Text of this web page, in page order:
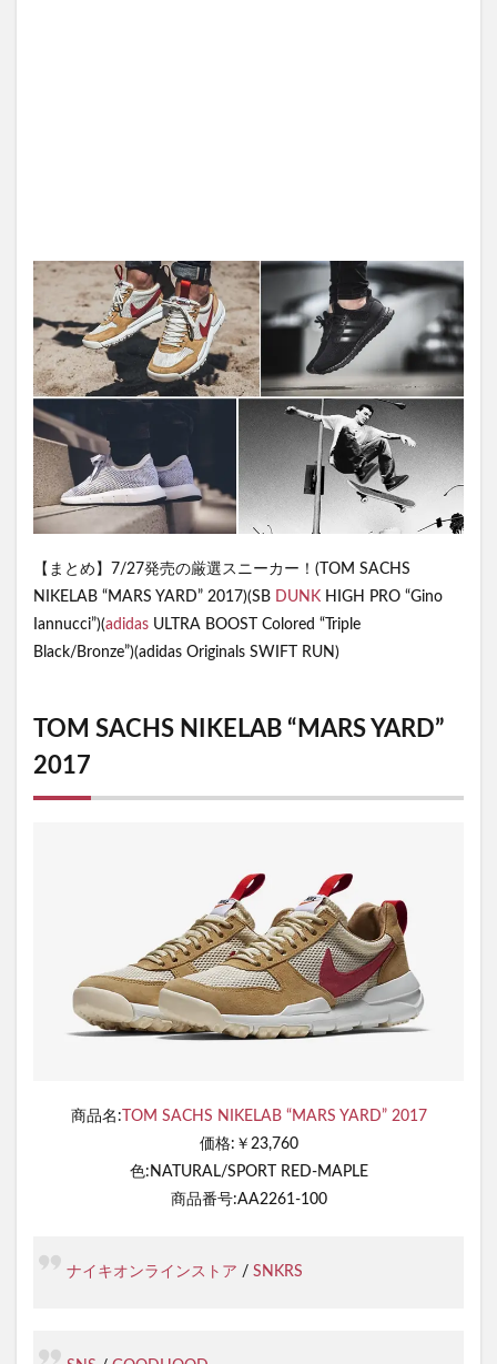
【まとめ】7/27発売の厳選スニーカー！(TOM SACHS
NIKELAB “MARS YARD” 2017)(SB DUNK HIGH PRO “Gino
Iannucci”)(adidas ULTRA BOOST Colored “Triple
Black/Bronze”)(adidas Originals SWIFT RUN)
TOM SACHS NIKELAB “MARS YARD”
2017
商品名:TOM SACHS NIKELAB “MARS YARD” 2017
価格:￥23,760
色:NATURAL/SPORT RED-MAPLE
商品番号:AA2261-100
ナイキオンラインストア / SNKRS